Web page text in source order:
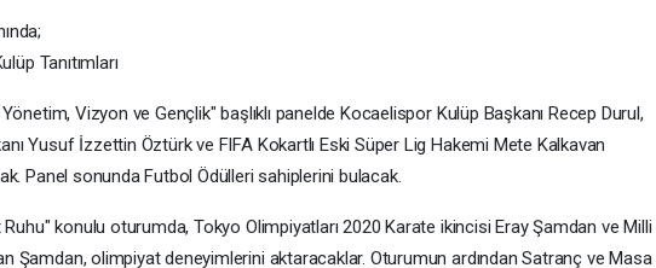
Tanıtımları
Vizyon ve Gençlik" başlıklı panelde Kocaelispor Kulüp Başkanı Recep Durul,
Yusuf İzzettin Öztürk ve FIFA Kokartlı Eski Süper Lig Hakemi Mete Kalkavan
Panel sonunda Futbol Ödülleri sahiplerini bulacak.
konulu oturumda, Tokyo Olimpiyatları 2020 Karate ikincisi Eray Şamdan ve Milli
Şamdan, olimpiyat deneyimlerini aktaracaklar. Oturumun ardından Satranç ve Masa